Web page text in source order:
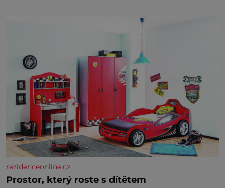
zombie není nic nemožného ani v naší přírodě.
rezidenceonline.cz
Prostor, který roste s dítětem